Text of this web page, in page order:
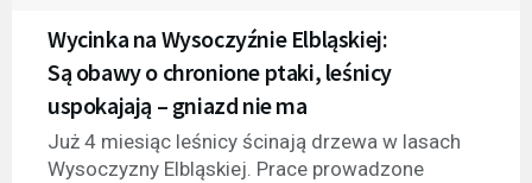
Wycinka na Wysoczyźnie Elbląskiej:
Są obawy o chronione ptaki, leśnicy
uspokajają – gniazd nie ma
Już 4 miesiąc leśnicy ścinają drzewa w lasach
Wysoczyzny Elbląskiej. Prace prowadzone